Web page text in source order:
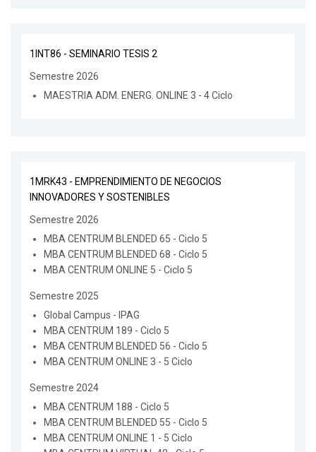
1INT86 - SEMINARIO TESIS 2
Semestre 2026
MAESTRIA ADM. ENERG. ONLINE 3 - 4 Ciclo
1MRK43 - EMPRENDIMIENTO DE NEGOCIOS
INNOVADORES Y SOSTENIBLES
Semestre 2026
MBA CENTRUM BLENDED 65 - Ciclo 5
MBA CENTRUM BLENDED 68 - Ciclo 5
MBA CENTRUM ONLINE 5 - Ciclo 5
Semestre 2025
Global Campus - IPAG
MBA CENTRUM 189 - Ciclo 5
MBA CENTRUM BLENDED 56 - Ciclo 5
MBA CENTRUM ONLINE 3 - 5 Ciclo
Semestre 2024
MBA CENTRUM 188 - Ciclo 5
MBA CENTRUM BLENDED 55 - Ciclo 5
MBA CENTRUM ONLINE 1 - 5 Ciclo